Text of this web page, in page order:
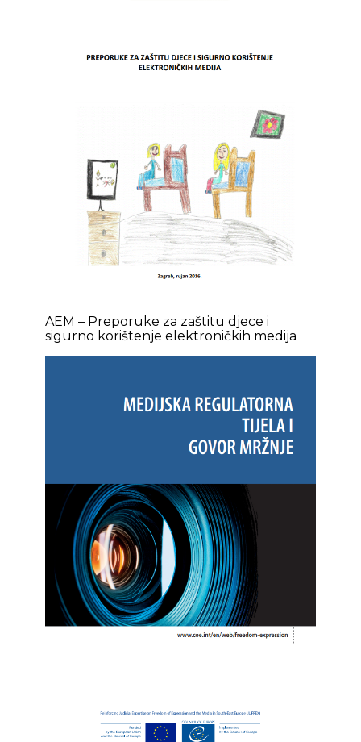
AEM – Preporuke za zaštitu djece i
sigurno korištenje elektroničkih medija